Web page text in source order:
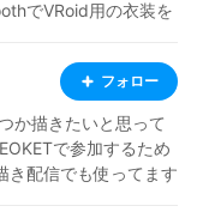
❤️ ✰✰✰ BOOTH http
nina.beige.
of difficulty at the tim
at the same p
practice, newer on
作当時の難易度に合
スタイルはそのまま
版→Studio正式版に
ているデータも相
動画も公開出来たら
でVRoid用の衣装を
リジナルマンガのコ
しています。 pixi
twitter：h
フォロー
か描きたいと思って
で参加するため
き配信でも使ってます